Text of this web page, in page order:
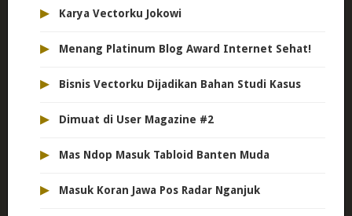
▸ Karya Vectorku Jokowi
▸ Menang Platinum Blog Award Internet Sehat!
▸ Bisnis Vectorku Dijadikan Bahan Studi Kasus
▸ Dimuat di User Magazine #2
▸ Mas Ndop Masuk Tabloid Banten Muda
▸ Masuk Koran Jawa Pos Radar Nganjuk